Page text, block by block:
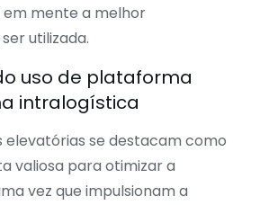
mente a melhor
utilizada.
uso de plataforma
intralogística
elevatórias se destacam como
valiosa para otimizar a
vez que impulsionam a